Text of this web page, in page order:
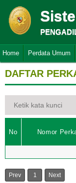
Home Perdata Umum
DAFTAR
No Nomor
Prev 1 Next